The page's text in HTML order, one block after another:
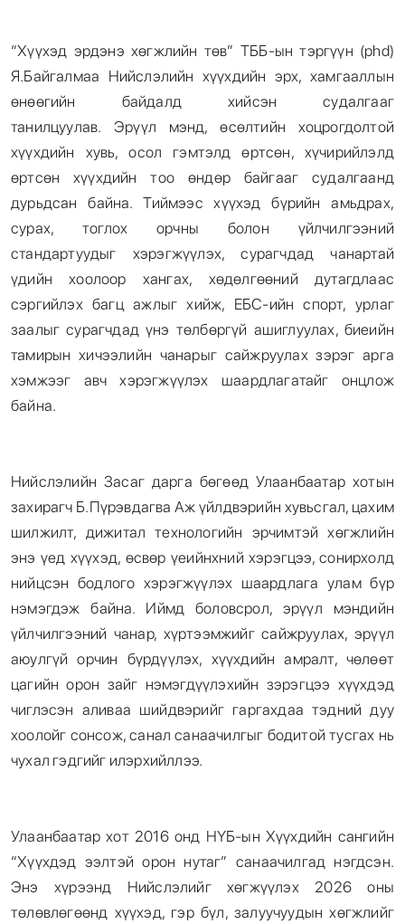
“Хүүхэд эрдэнэ хөгжлийн төв” ТББ-ын тэргүүн (phd)
Я.Байгалмаа Нийслэлийн хүүхдийн эрх, хамгааллын
өнөөгийн байдалд хийсэн судалгааг
танилцуулав. Эрүүл мэнд, өсөлтийн хоцрогдолтой
хүүхдийн хувь, осол гэмтэлд өртсөн, хүчирийлэлд
өртсөн хүүхдийн тоо өндөр байгааг судалгаанд
дурьдсан байна. Тиймээс хүүхэд бүрийн амьдрах,
сурах, тоглох орчны болон үйлчилгээний
стандартуудыг хэрэгжүүлэх, сурагчдад чанартай
үдийн хоолоор хангах, хөдөлгөөний дутагдлаас
сэргийлэх багц ажлыг хийж, ЕБС-ийн спорт, урлаг
заалыг сурагчдад үнэ төлбөргүй ашиглуулах, биеийн
тамирын хичээлийн чанарыг сайжруулах зэрэг арга
хэмжээг авч хэрэгжүүлэх шаардлагатайг онцлож
байна.
Нийслэлийн Засаг дарга бөгөөд Улаанбаатар хотын
захирагч Б.Пүрэвдагва Аж үйлдвэрийн хувьсгал, цахим
шилжилт, дижитал технологийн эрчимтэй хөгжлийн
энэ үед хүүхэд, өсвөр үеийнхний хэрэгцээ, сонирхолд
нийцсэн бодлого хэрэгжүүлэх шаардлага улам бүр
нэмэгдэж байна. Иймд боловсрол, эрүүл мэндийн
үйлчилгээний чанар, хүртээмжийг сайжруулах, эрүүл
аюулгүй орчин бүрдүүлэх, хүүхдийн амралт, чөлөөт
цагийн орон зайг нэмэгдүүлэхийн зэрэгцээ хүүхдэд
чиглэсэн аливаа шийдвэрийг гаргахдаа тэдний дуу
хоолойг сонсож, санал санаачилгыг бодитой тусгах нь
чухал гэдгийг илэрхийллээ.
Улаанбаатар хот 2016 онд НҮБ-ын Хүүхдийн сангийн
“Хүүхдэд ээлтэй орон нутаг” санаачилгад нэгдсэн.
Энэ хүрээнд Нийслэлийг хөгжүүлэх 2026 оны
төлөвлөгөөнд хүүхэд, гэр бүл, залуучуудын хөгжлийг